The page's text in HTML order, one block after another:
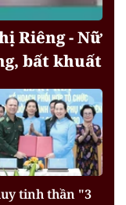
Riêng - Nữ
bất khuất
tinh thần "3